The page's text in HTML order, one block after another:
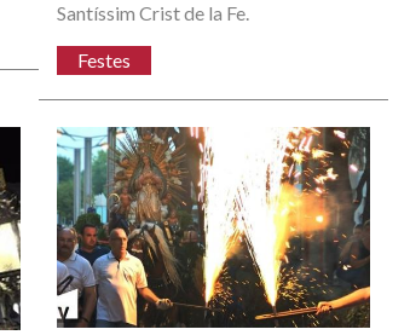
Santíssim Crist de la Fe.
Festes